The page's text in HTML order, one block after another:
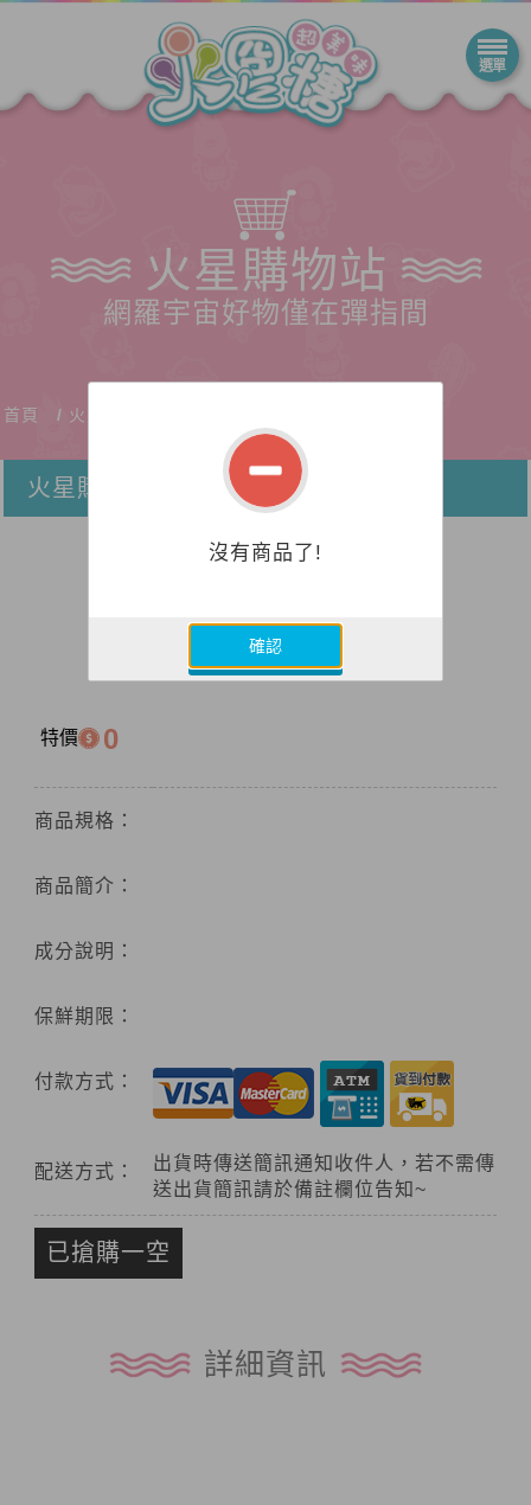
火星購物站
網羅宇宙好物僅在彈指間
首頁 火星購物站
火星購物站
特價 0
商品規格：
商品簡介：
成分說明：
保鮮期限：
付款方式：
配送方式：
出貨時傳送簡訊通知收件人，若不需傳
送出貨簡訊請於備註欄位告知~
已搶購一空
詳細資訊
沒有商品了!
確認